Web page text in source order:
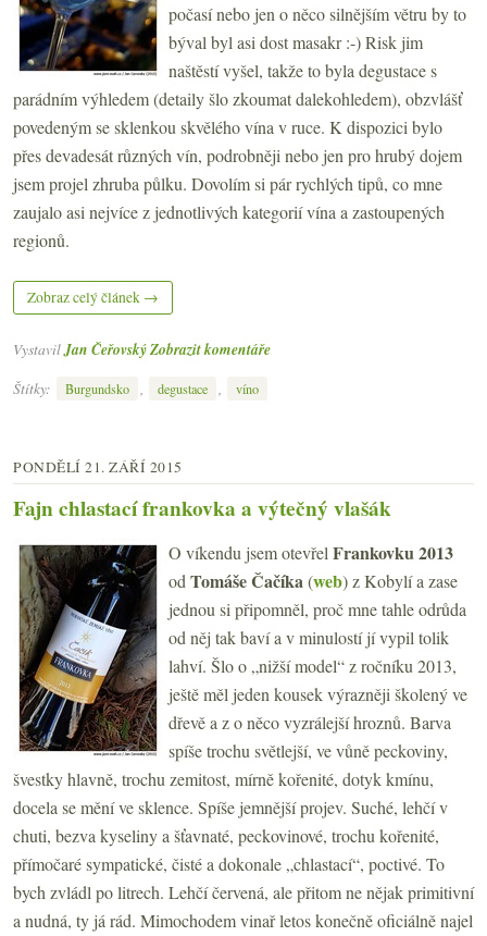
počasí nebo jen o něco silnějším větru by to
býval byl asi dost masakr :-) Risk jim
naštěstí vyšel, takže to byla degustace s
parádním výhledem (detaily šlo zkoumat dalekohledem), obzvlášť
povedeným se sklenkou skvělého vína v ruce. K dispozici bylo
přes devadesát různých vín, podrobněji nebo jen pro hrubý dojem
jsem projel zhruba půlku. Dovolím si pár rychlých tipů, co mne
zaujalo asi nejvíce z jednotlivých kategorií vína a zastoupených
regionů.
Zobraz celý článek →
Vystavil Jan ČeřovskýZobrazit komentáře
Štítky:
Burgundsko , degustace , víno
PONDĚLÍ 21. ZÁŘÍ 2015
Fajn chlastací frankovka a výtečný vlašák
O víkendu jsem otevřelFrankovku 2013
odTomáše Čačíka(web) z Kobylí a zase
jednou si připomněl, proč mne tahle odrůda
od něj tak baví a v minulostí jí vypil tolik
lahví. Šlo o „nižší model“ z ročníku 2013,
ještě měl jeden kousek výrazněji školený ve
dřevě a z o něco vyzrálejší hroznů. Barva
spíše trochu světlejší, ve vůně peckoviny,
švestky hlavně, trochu zemitost, mírně kořenité, dotyk kmínu,
docela se mění ve sklence. Spíše jemnější projev. Suché, lehčí v
chuti, bezva kyseliny a šťavnaté, peckovinové, trochu kořenité,
přímočaré sympatické, čisté a dokonale „chlastací“, poctivé. To
bych zvládl po litrech. Lehčí červená, ale přitom ne nějak primitivní
a nudná, ty já rád. Mimochodem vinař letos konečně oficiálně najel